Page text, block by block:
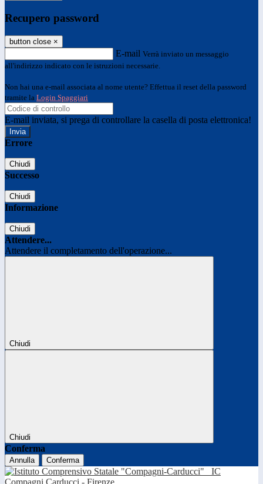
Recupero password
button close ×
E-mail Verrà inviato un messaggio
all'indirizzo indicato con le istruzioni necessarie.
Non hai una e-mail associata al nome utente? Effettua il reset della password
tramite la Login Spaggiari
E-mail inviata, si prega di controllare la casella di posta elettronica!
Errore
Chiudi
Successo
Chiudi
Informazione
Chiudi
Attendere...
Attendere il completamento dell'operazione...
Chiudi
Chiudi
Conferma
Annulla Conferma
IC